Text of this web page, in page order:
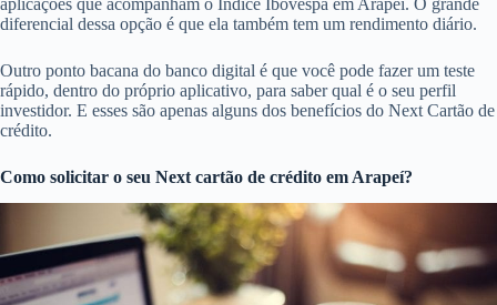
diferencial dessa opção é que ela também tem um rendimento diário.
Outro ponto bacana do banco digital é que você pode fazer um teste
rápido, dentro do próprio aplicativo, para saber qual é o seu perfil
investidor. E esses são apenas alguns dos benefícios do Next Cartão de
crédito.
Como solicitar o seu Next cartão de crédito em Arapeí?